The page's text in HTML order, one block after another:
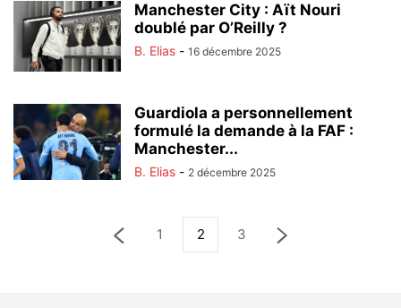
Manchester City : Aït Nouri
doublé par O’Reilly ?
B. Elias - 16 décembre 2025
Guardiola a personnellement
formulé la demande à la FAF :
Manchester...
B. Elias - 2 décembre 2025
1 2 3